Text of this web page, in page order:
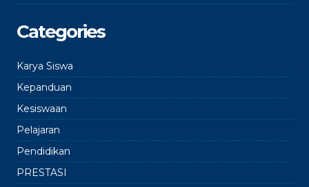
Categories
Karya Siswa
Kepanduan
Kesiswaan
Pelajaran
Pendidikan
PRESTASI